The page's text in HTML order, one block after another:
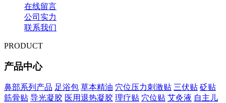
在线留言
公司实力
联系我们
PRODUCT
产品中心
鼻部系列产品 足浴包 草本精油 穴位压力刺激贴 三伏贴 砭贴
筋骨贴 导光凝胶 医用退热凝胶 理疗贴 穴位贴 艾灸液 自主儿